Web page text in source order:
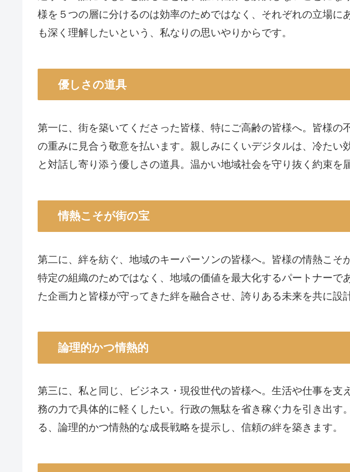
様を５つの層に分けるのは効率のためではなく、それぞれの立場に
も深く理解したいという、私なりの思いやりからです。
優しさの道具
第一に、街を築いてくださった皆様、特にご高齢の皆様へ。皆様の
の重みに見合う敬意を払います。親しみにくいデジタルは、冷たい
と対話し寄り添う優しさの道具。温かい地域社会を守り抜く約束を
情熱こそが街の宝
第二に、絆を紡ぐ、地域のキーパーソンの皆様へ。皆様の情熱こそ
特定の組織のためではなく、地域の価値を最大化するパートナーで
た企画力と皆様が守ってきた絆を融合させ、誇りある未来を共に設
論理的かつ情熱的
第三に、私と同じ、ビジネス・現役世代の皆様へ。生活や仕事を支
務の力で具体的に軽くしたい。行政の無駄を省き稼ぐ力を引き出す
る、論理的かつ情熱的な成長戦略を提示し、信頼の絆を築きます。